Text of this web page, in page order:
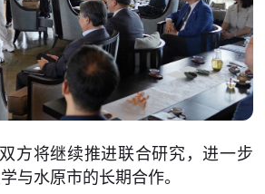
方将继续推进联合研究，进一步
与水原市的长期合作。